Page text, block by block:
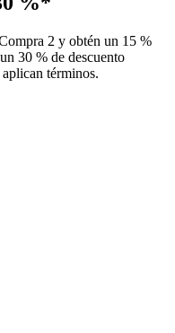
2 y obtén un 15 %
30 % de descuento
términos.